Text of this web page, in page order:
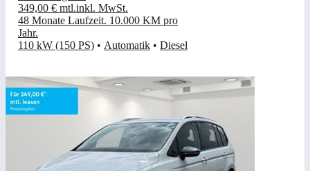
349,00 € mtl.inkl. MwSt.
48 Monate Laufzeit. 10.000 KM pro
Jahr.
110 kW (150 PS) • Automatik • Diesel